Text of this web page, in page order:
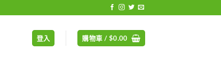
登入 購物車 / $0.00